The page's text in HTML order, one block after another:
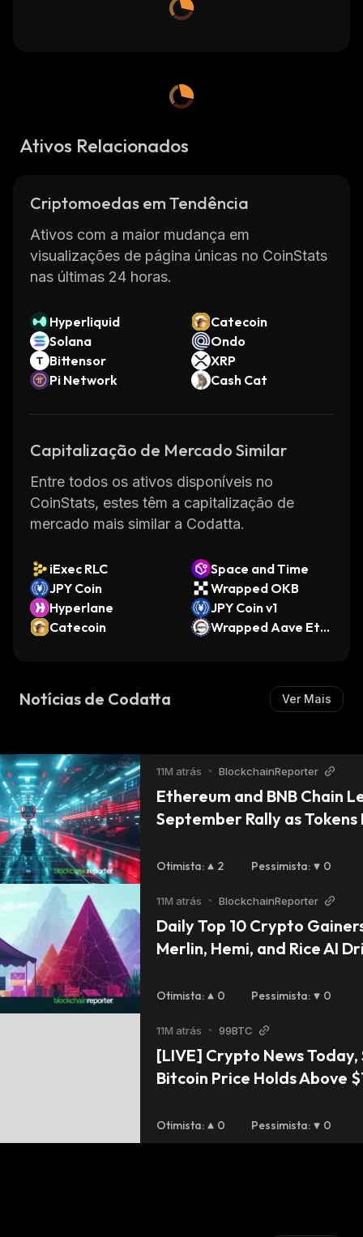
Ativos Relacionados
Criptomoedas em Tendência
Ativos com a maior mudança em
visualizações de página únicas no CoinStats
nas últimas 24 horas.
Hyperliquid
Catecoin
Solana
Ondo
Bittensor
XRP
Pi Network
Cash Cat
Capitalização de Mercado Similar
Entre todos os ativos disponíveis no
CoinStats, estes têm a capitalização de
mercado mais similar a Codatta.
iExec RLC
Space and Time
JPY Coin
Wrapped OKB
Hyperlane
JPY Coin v1
Catecoin
Wrapped Aave Eth
Notícias de Codatta Ver Mais
11M atrás • BlockchainReporter
Ethereum and BNB Chain
September Rally as
Otimista: 2 Pessimista: 0
11M atrás • BlockchainReporter
Daily Top 10 Crypto
Merlin, Hemi, and Rice AI
Otimista: 0 Pessimista: 0
11M atrás • 99BTC
[LIVE] Crypto News Today,
Bitcoin Price Holds Above
Exchanges – Best Crypto
Otimista: 0 Pessimista: 0